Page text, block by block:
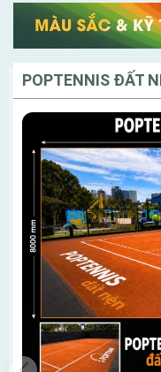
POPTENNIS ĐẤT